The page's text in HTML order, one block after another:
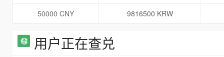
50000 CNY
9816500 KRW
用户正在查兑